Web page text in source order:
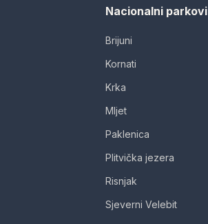
Nacionalni parkovi
Brijuni
Kornati
Krka
Mljet
Paklenica
Plitvička jezera
Risnjak
Sjeverni Velebit